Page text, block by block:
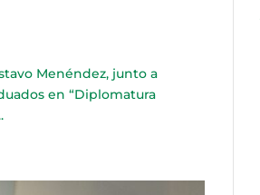
Menéndez, junto a
en “Diplomatura